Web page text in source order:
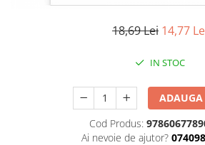
Publicistica / Reportaje / Interviuri
Sociologie si filozofie
18,69 Lei 14,77
IN STOC
ADAUGA
Cod Produs:
Ai nevoie de ajutor?